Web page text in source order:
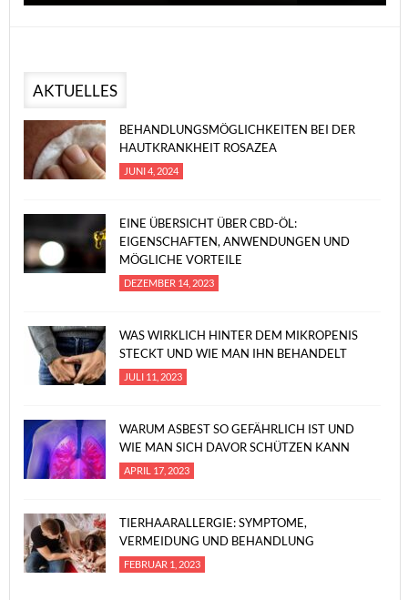
AKTUELLES
BEHANDLUNGSMÖGLICHKEITEN BEI DER
HAUTKRANKHEIT ROSAZEA
JUNI 4, 2024
EINE ÜBERSICHT ÜBER CBD-ÖL:
EIGENSCHAFTEN, ANWENDUNGEN UND
MÖGLICHE VORTEILE
DEZEMBER 14, 2023
WAS WIRKLICH HINTER DEM MIKROPENIS
STECKT UND WIE MAN IHN BEHANDELT
JULI 11, 2023
WARUM ASBEST SO GEFÄHRLICH IST UND
WIE MAN SICH DAVOR SCHÜTZEN KANN
APRIL 17, 2023
TIERHAARALLERGIE: SYMPTOME,
VERMEIDUNG UND BEHANDLUNG
FEBRUAR 1, 2023